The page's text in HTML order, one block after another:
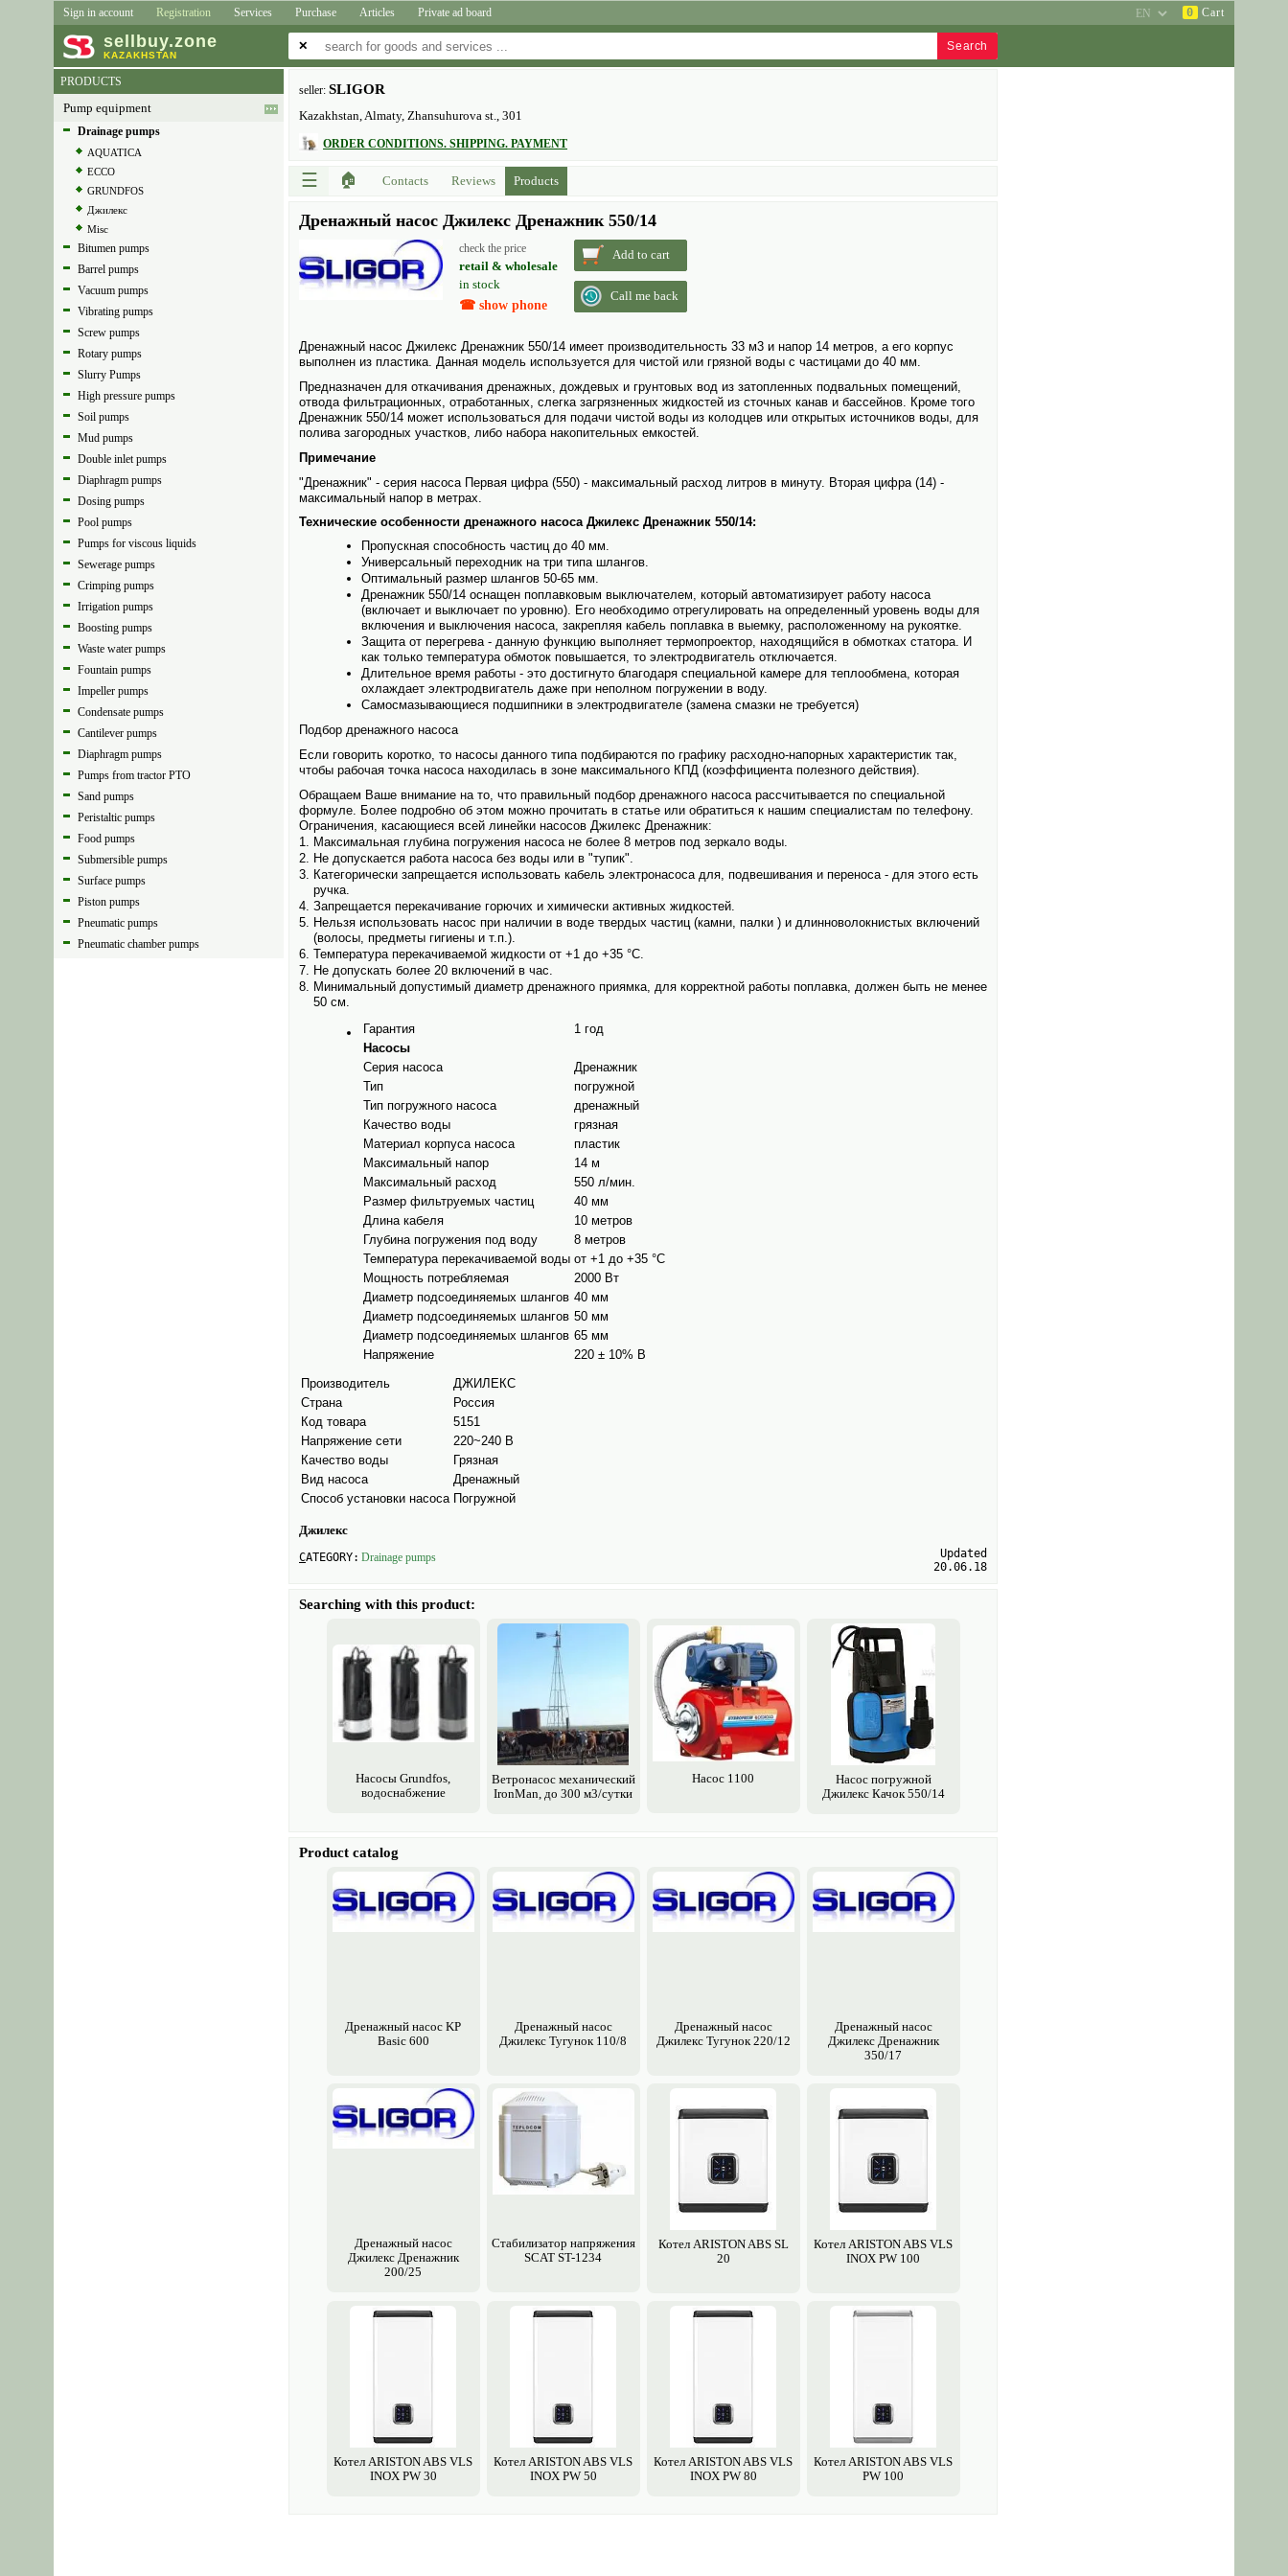
Sign in account Registration Services Purchase Articles Private ad board 0 Cart
sell buy.zone
KAZAKHSTAN
✕
PRODUCTS
Pump equipment
Drainage pumps
AQUATICA
ECCO
GRUNDFOS
Джилекс
Misc
Bitumen pumps
Barrel pumps
Vacuum pumps
Vibrating pumps
Screw pumps
Rotary pumps
Slurry Pumps
High pressure pumps
Soil pumps
Mud pumps
Double inlet pumps
Diaphragm pumps
Dosing pumps
Pool pumps
Pumps for viscous liquids
Sewerage pumps
Crimping pumps
Irrigation pumps
Boosting pumps
Waste water pumps
Fountain pumps
Impeller pumps
Condensate pumps
Cantilever pumps
Diaphragm pumps
Pumps from tractor PTO
Sand pumps
Peristaltic pumps
Food pumps
Submersible pumps
Surface pumps
Piston pumps
Pneumatic pumps
Pneumatic chamber pumps
seller: SLIGOR
Kazakhstan, Almaty, Zhansuhurova st., 301
ORDER CONDITIONS. SHIPPING. PAYMENT
☰ 🏠 Contacts Reviews Products
Дренажный насос Джилекс Дренажник 550/14
check the price
retail & wholesale
in stock
☎ show phone
Add to cart
Call me back
Дренажный насос Джилекс Дренажник 550/14 имеет производительность 33 м3 и напор 14 метров, а его корпус
выполнен из пластика. Данная модель исполь­зуется для чистой или грязной воды с частицами до 40 мм.
Предназна­чен для откачивания дренажных, дождевых и грунтовых вод из затопленных подвальных помещений,
отвода фильтрационных, отработанных, слегка загрязненных жидкостей из сточных канав и бассейнов. Кроме того
Дренажник 550/14 может исполь­зоваться для подачи чистой воды из колодцев или открытых источников воды, для
полива загородных участков, либо набора накопительных емкостей.
Примечание
"Дренажник" - серия насоса Первая цифра (550) - максимальный расход литров в минуту. Вторая цифра (14) -
максимальный напор в метрах.
Технические особенности дренажного насоса Джилекс Дренажник 550/14:
Пропускная способность частиц до 40 мм.
Универсальный переходник на три типа шлангов.
Оптимальный размер шлангов 50-65 мм.
Дренажник 550/14 оснащен поплавковым выключателем, который авто­матизирует работу насоса
(включает и выключает по уровню). Его необходимо отрегулировать на определенный уровень воды для
включения и выключения насоса, закрепляя кабель поплавка в выемку, расположенному на рукоятке.
Защита от перегрева - данную функцию выполняет термопроектор, находящийся в обмотках статора. И
как только температура обмоток повышается, то электро­двигатель отключается.
Длительное время работы - это достигнуто благодаря специальной камере для теплообмена, которая
охлаждает электро­двигатель даже при неполном погружении в воду.
Самосмазывающиеся подшипники в электро­двигателе (замена смазки не требуется)
Подбор дренажного насоса
Если говорить коротко, то насосы данного типа подбираются по графику расходно-напорных характеристик так,
чтобы рабочая точка насоса находилась в зоне максимального КПД (коэффициента полезного действия).
Обращаем Ваше внимание на то, что правильный подбор дренажного насоса рассчитывается по специальной
формуле. Более подробно об этом можно прочитать в статье или обратиться к нашим специалистам по телефону.
Ограничения, касающиеся всей линейки насосов Джилекс Дренажник:
Максимальная глубина погружения насоса не более 8 метров под зеркало воды.
Не допускается работа насоса без воды или в "тупик".
Категорически запрещается исполь­зовать кабель электро­насоса для, подвешивания и переноса - для этого есть
ручка.
Запрещается перекачивание горючих и химически активных жидкостей.
Нельзя исполь­зовать насос при наличии в воде твердых частиц (камни, палки ) и длинноволокнистых включений
(волосы, предметы гигиены и т.п.).
Температура перекачиваемой жидкости от +1 до +35 °С.
Не допускать более 20 включений в час.
Минимальный допустимый диаметр дренажного приямка, для корректной работы поплавка, должен быть не менее
50 см.
Гарантия
1 год
Насосы
Серия насоса
Дренажник
Тип
погружной
Тип погружного насоса
дренажный
Качество воды
грязная
Материал корпуса насоса
пластик
Максимальный напор
14 м
Максимальный расход
550 л/мин.
Размер фильтруемых частиц
40 мм
Длина кабеля
10 метров
Глубина погружения под воду
8 метров
Температура перекачиваемой воды от +1 до +35 °C
Мощность потребляемая
2000 Вт
Диаметр подсоединяемых шлангов 40 мм
Диаметр подсоединяемых шлангов 50 мм
Диаметр подсоединяемых шлангов 65 мм
Напряжение
220 ± 10% В
Производитель
ДЖИЛЕКС
Страна
Россия
Код товара
5151
Напряжение сети
220~240 В
Качество воды
Грязная
Вид насоса
Дренажный
Способ установки насоса Погружной
Джилекс
CATEGORY: Drainage pumps
Updated
20.06.18
Searching with this product:
Насосы Grundfos,
водоснабжение
Ветронасос механический
IronMan, до 300 м3/сутки
Насос 1100
Насос погружной
Джилекс Качок 550/14
Product catalog
Дренажный насос KP
Basic 600
Дренажный насос
Джилекс Тугунок 110/8
Дренажный насос
Джилекс Тугунок 220/12
Дренажный насос
Джилекс Дренажник
350/17
Дренажный насос
Джилекс Дренажник
200/25
Стабилизатор напряжения
SCAT ST-1234
Котел ARISTON ABS SL
20
Котел ARISTON ABS VLS
INOX PW 100
Котел ARISTON ABS VLS
INOX PW 30
Котел ARISTON ABS VLS
INOX PW 50
Котел ARISTON ABS VLS
INOX PW 80
Котел ARISTON ABS VLS
PW 100